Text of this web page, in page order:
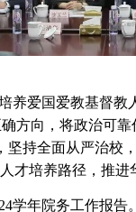
养爱国爱教基督
方向，将政治可
坚持全面从严治校
才培养路径，推
学年院务工作报